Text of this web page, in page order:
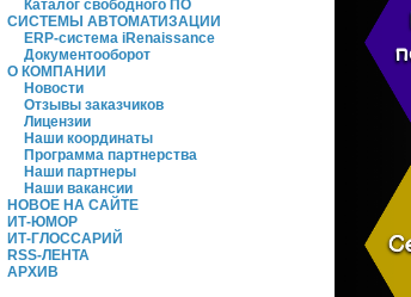
Каталог свободного ПО
СИСТЕМЫ АВТОМАТИЗАЦИИ
ERP-система iRenaissance
Документооборот
О КОМПАНИИ
Новости
Отзывы заказчиков
Лицензии
Наши координаты
Программа партнерства
Наши партнеры
Наши вакансии
НОВОЕ НА САЙТЕ
ИТ-ЮМОР
ИТ-ГЛОССАРИЙ
RSS-ЛЕНТА
АРХИВ